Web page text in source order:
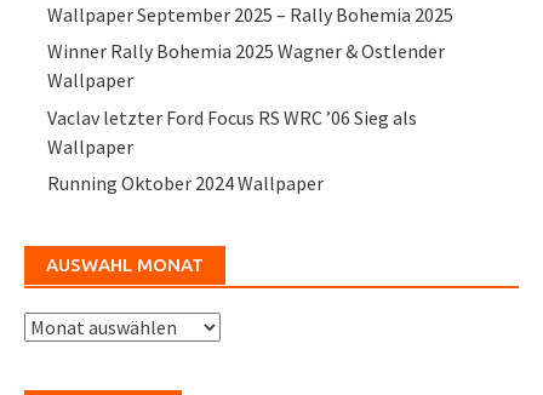
Wallpaper September 2025 – Rally Bohemia 2025
Winner Rally Bohemia 2025 Wagner & Ostlender
Wallpaper
Vaclav letzter Ford Focus RS WRC ’06 Sieg als
Wallpaper
Running Oktober 2024 Wallpaper
AUSWAHL MONAT
Auswahl